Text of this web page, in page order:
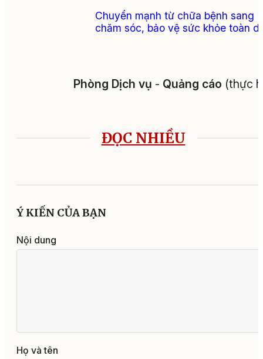
Chuyển mạnh từ chữa bệnh sang
chăm sóc, bảo vệ sức khỏe toàn
Phòng Dịch vụ - Quảng cáo (thực
ĐỌC NHIỀU
Ý KIẾN CỦA BẠN
Nội dung
Họ và tên